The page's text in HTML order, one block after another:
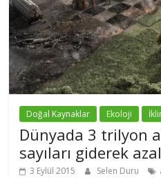
Doğal Kaynaklar Ekoloji
Dünyada 3 trilyon
sayıları giderek
3 Eylül 2015 Selen Duru